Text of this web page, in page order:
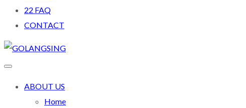
22 FAQ
CONTACT
ABOUT US
Home